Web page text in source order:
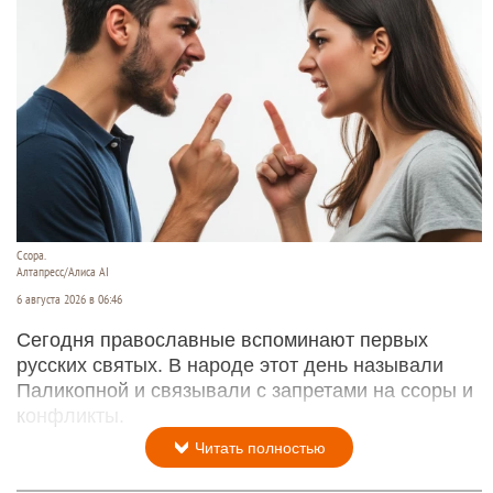
Ссора.
Алтапресс/Алиса AI
6 августа 2026 в 06:46
Сегодня православные вспоминают первых
русских святых. В народе этот день называли
Паликопной и связывали с запретами на ссоры и
конфликты.
Читать полностью